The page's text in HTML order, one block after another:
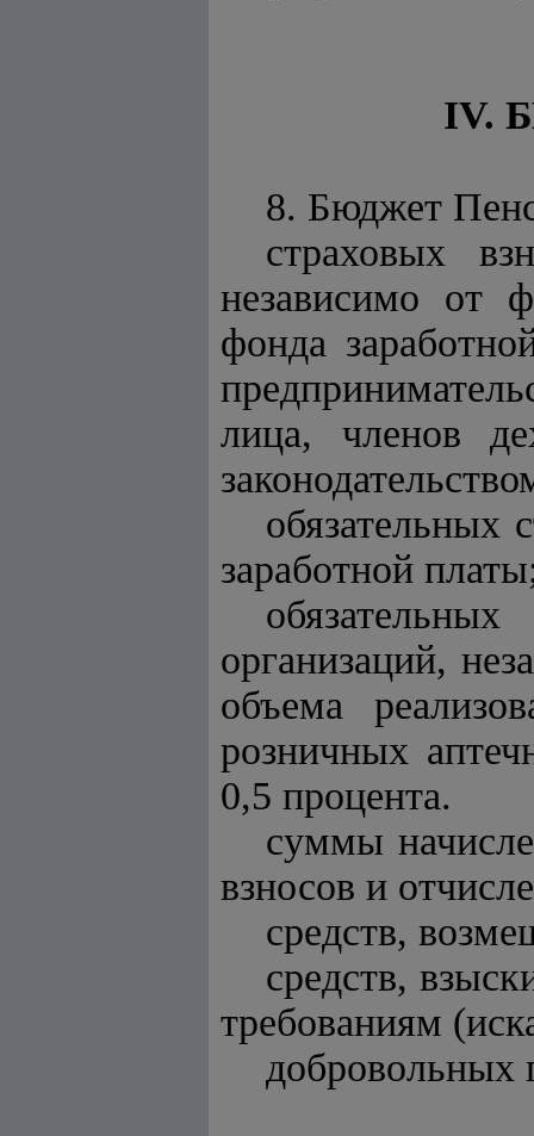
IV.
8. Бюджет
страховых
независимо от
фонда
лица, членов
обязательных
заработной
организаций,
объема
розничных
0,5 процента.
суммы
взносов и
средств,
средств,
требованиям
добровольных